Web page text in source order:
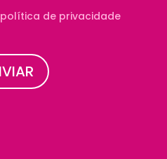
política de privacidade